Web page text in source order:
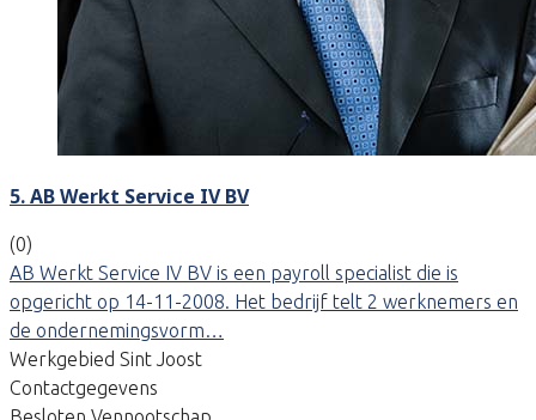
5. AB Werkt Service IV BV
(0)
AB Werkt Service IV BV is een payroll specialist die is
opgericht op 14-11-2008. Het bedrijf telt 2 werknemers en
de ondernemingsvorm…
Werkgebied Sint Joost
Contactgegevens